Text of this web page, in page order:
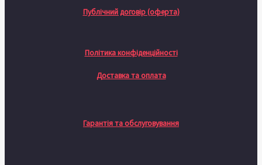
Публічний договір (оферта)
Політика конфіденційності
Доставка та оплата
Гарантія та обслуговування